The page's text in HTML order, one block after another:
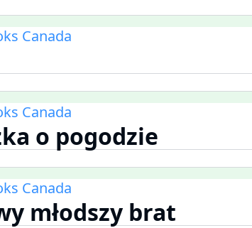
Canada
Canada
o pogodzie
Canada
młodszy brat